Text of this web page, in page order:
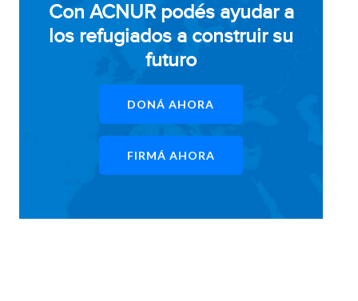
Con ACNUR podés ayudar a
los refugiados a construir su
futuro
DONÁ AHORA
FIRMÁ AHORA